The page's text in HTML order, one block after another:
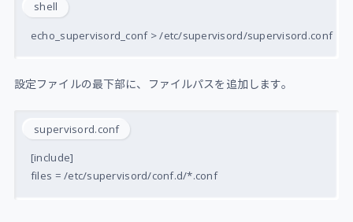
shell
設定ファイルの最下部に、ファイルパスを追加します。
[include]
supervisord.conf